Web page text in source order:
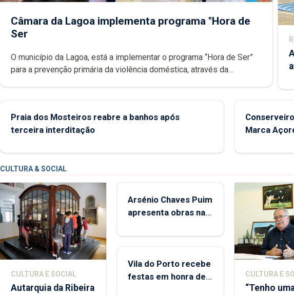
Câmara da Lagoa implementa programa "Hora de
Ser
O município da Lagoa, está a implementar o programa “Hora de Ser”
para a prevenção primária da violência doméstica, através da
Praia dos Mosteiros reabre a banhos após
terceira interditação
Marca
CULTURA & SOCIAL
CULTURA E SOCIAL
Autarquia da Ribeira
Arsénio Chaves Puim
apresenta obras na
Porto
Vila do Porto recebe
festas em honra de
CULTURA E
“Tenho